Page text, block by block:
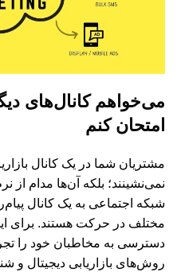
می‌خواهم کانال‌های دیگر
امتحان کنم
مشتریان شما در یک کانال
نمی‌نشینند؛ بلکه آن‌ها مدام از
شبکه اجتماعی به یک کانال
مختلف در حرکت هستند. برای
دسترسی به مخاطبان خود را
روش‌های بازاریابی دیجیتال و